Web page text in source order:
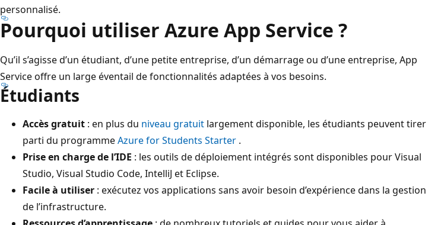
personnalisé.
Pourquoi utiliser Azure App Service ?
Qu’il s’agisse d’un étudiant, d’une petite entreprise, d’un démarrage ou d’une entreprise, App
Service offre un large éventail de fonctionnalités adaptées à vos besoins.
Étudiants
Accès gratuit : en plus du niveau gratuit largement disponible, les étudiants peuvent tirer
parti du programmeAzure for Students Starter .
Prise en charge de l’IDE : les outils de déploiement intégrés sont disponibles pour Visual
Studio, Visual Studio Code, IntelliJ et Eclipse.
Facile à utiliser : exécutez vos applications sans avoir besoin d’expérience dans la gestion
de l’infrastructure.